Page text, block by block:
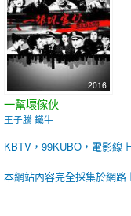
2016
一幫壞傢伙
王子騰 鐵牛
KBTV，99KUBO，電影線
本網站內容完全採集於網